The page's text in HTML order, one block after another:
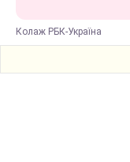
Колаж РБК-Україна